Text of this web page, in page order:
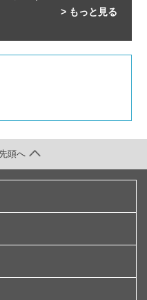
> もっと見る
頭へ